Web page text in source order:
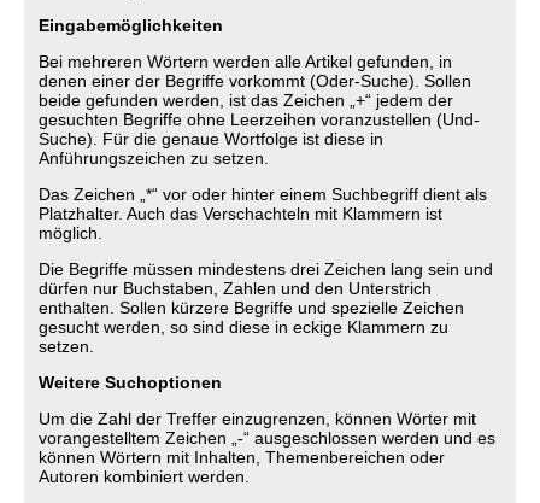
Eingabemöglichkeiten
Bei mehreren Wörtern werden alle Artikel gefunden, in
denen einer der Begriffe vorkommt (Oder-Suche). Sollen
beide gefunden werden, ist das Zeichen „+“ jedem der
gesuchten Begriffe ohne Leerzeihen voranzustellen (Und-
Suche). Für die genaue Wortfolge ist diese in
Anführungszeichen zu setzen.
Das Zeichen „*“ vor oder hinter einem Suchbegriff dient als
Platzhalter. Auch das Verschachteln mit Klammern ist
möglich.
Die Begriffe müssen mindestens drei Zeichen lang sein und
dürfen nur Buchstaben, Zahlen und den Unterstrich
enthalten. Sollen kürzere Begriffe und spezielle Zeichen
gesucht werden, so sind diese in eckige Klammern zu
setzen.
Weitere Suchoptionen
Um die Zahl der Treffer einzugrenzen, können Wörter mit
vorangestelltem Zeichen „-“ ausgeschlossen werden und es
können Wörtern mit Inhalten, Themenbereichen oder
Autoren kombiniert werden.